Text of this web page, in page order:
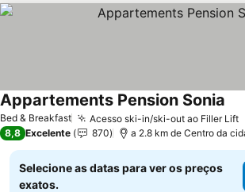
Bed & Breakfast Acesso ski-in/ski-out ao Filler Lift
Appartements Pension Sonia
8,8 Excelente 870 a 2.8 km de Centro da
Selecione as datas para ver os preços
exatos.